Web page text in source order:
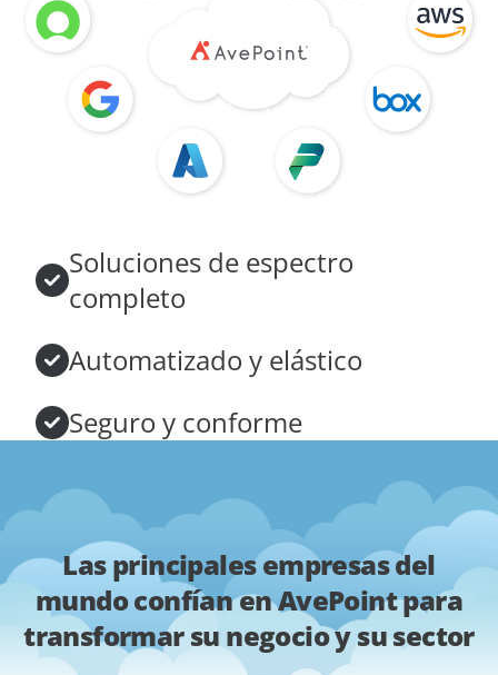
Soluciones de espectro
completo
Automatizado y elástico
Seguro y conforme
Las principales empresas del
mundo confían en AvePoint para
transformar su negocio y su sector